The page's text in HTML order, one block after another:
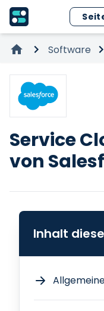
Software
Service
von
Inhalt